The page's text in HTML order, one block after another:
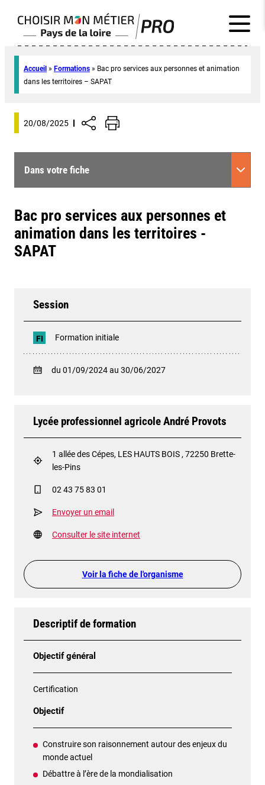
Accueil » Formations » Bac pro services aux personnes et animation
dans les territoires – SAPAT
20/08/2025
Dans votre fiche
Bac pro services aux personnes et
animation dans les territoires -
SAPAT
Session
FI Formation initiale
du 01/09/2024 au 30/06/2027
Lycée professionnel agricole André Provots
1 allée des Cépes, LES HAUTS BOIS , 72250 Brette-
les-Pins
02 43 75 83 01
Envoyer un email
Consulter le site internet
Voir la fiche de l'organisme
Descriptif de formation
Objectif général
Certification
Objectif
Construire son raisonnement autour des enjeux du
monde actuel
Débattre à l’ère de la mondialisation